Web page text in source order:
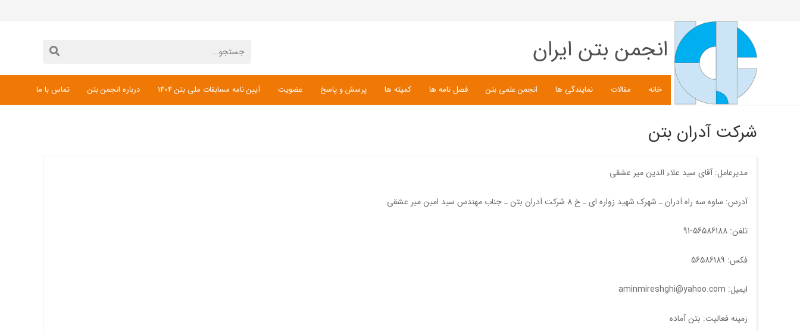
انجمن بتن ایران
خانه مقالات نمایندگی ها انجمن علمی بتن فصل نامه ها کمیته ها پرسش و پاسخ عضویت آیین نامه مسابقات ملی بتن 1404 درباره انجمن بتن تماس با ما
شرکت آدران بتن
مدیرعامل: آقای سید علاء الدین میر عشقی
آدرس: ساوه سه راه آدران ـ شهرک شهید زواره ای ـ خ 8 شرکت آدران بتن ـ جناب مهندس سید امین میر عشقی
تلفن: 56586188-91
فکس: 56586189
ایمیل: aminmireshghi@yahoo.com
زمینه فعالیت: بتن آماده